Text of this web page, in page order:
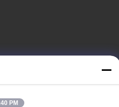
County, Zibo City, Provinz
PM